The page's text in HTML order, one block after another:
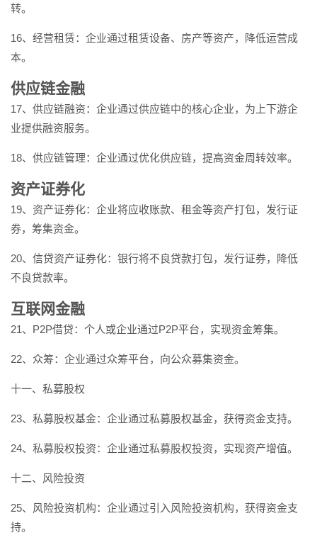
转。
16、经营租赁：企业通过租赁设备、房产等资产，降低运营成
本。
供应链金融
17、供应链融资：企业通过供应链中的核心企业，为上下游企
业提供融资服务。
18、供应链管理：企业通过优化供应链，提高资金周转效率。
资产证券化
19、资产证券化：企业将应收账款、租金等资产打包，发行证
券，筹集资金。
20、信贷资产证券化：银行将不良贷款打包，发行证券，降低
不良贷款率。
互联网金融
21、P2P借贷：个人或企业通过P2P平台，实现资金筹集。
22、众筹：企业通过众筹平台，向公众募集资金。
十一、私募股权
23、私募股权基金：企业通过私募股权基金，获得资金支持。
24、私募股权投资：企业通过私募股权投资，实现资产增值。
十二、风险投资
25、风险投资机构：企业通过引入风险投资机构，获得资金支
持。